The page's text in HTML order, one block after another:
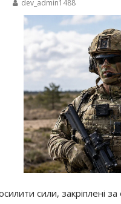
dev_admin1488
сили, закріплені